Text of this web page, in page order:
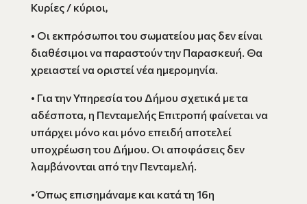
Κυρίες / κύριοι,
• Οι εκπρόσωποι του σωματείου μας δεν είναι
διαθέσιμοι να παραστούν την Παρασκευή. Θα
χρειαστεί να οριστεί νέα ημερομηνία.
• Για την Υπηρεσία του Δήμου σχετικά με τα
αδέσποτα, η Πενταμελής Επιτροπή φαίνεται να
υπάρχει μόνο και μόνο επειδή αποτελεί
υποχρέωση του Δήμου. Οι αποφάσεις δεν
λαμβάνονται από την Πενταμελή.
• Όπως επισημάναμε και κατά τη 16η